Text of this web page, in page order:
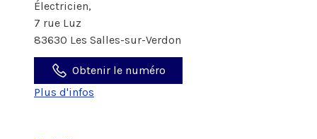
Électricien,
7 rue Luz
83630 Les Salles-sur-Verdon
Obtenir le numéro
Plus d'infos